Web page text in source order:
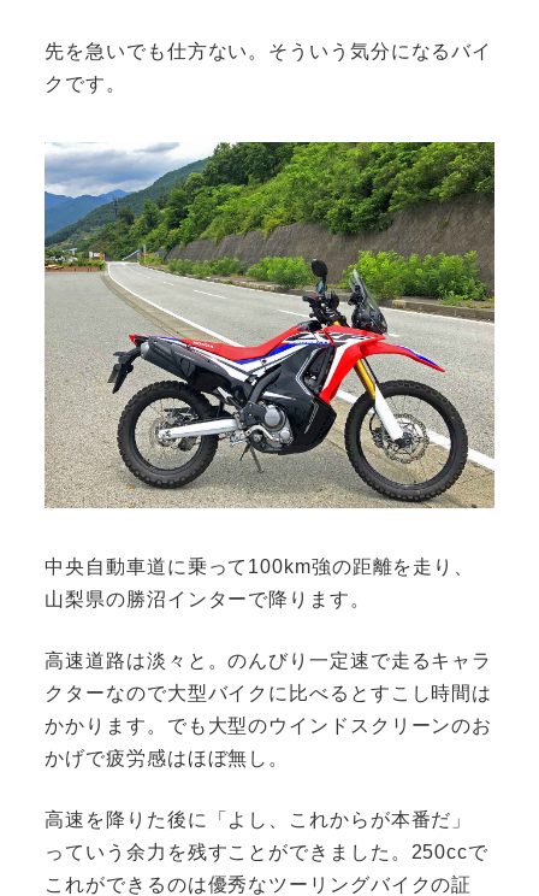
先を急いでも仕方ない。そういう気分になるバイ
クです。
中央自動車道に乗って100km強の距離を走り、
山梨県の勝沼インターで降ります。
高速道路は淡々と。のんびり一定速で走るキャラ
クターなので大型バイクに比べるとすこし時間は
かかります。でも大型のウインドスクリーンのお
かげで疲労感はほぼ無し。
高速を降りた後に「よし、これからが本番だ」
っていう余力を残すことができました。250ccで
これができるのは優秀なツーリングバイクの証